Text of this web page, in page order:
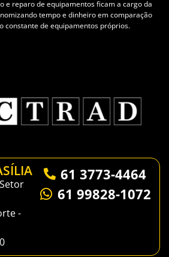
e reparo de equipamentos ficam a cargo da
tempo e dinheiro em comparação
constante de equipamentos próprios.
-
61 3773-4464
61 99828-1072